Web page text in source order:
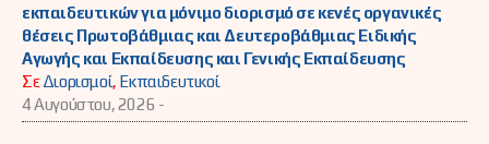
εκπαιδευτικών για μόνιμο διορισμό σε κενές οργανικές
θέσεις Πρωτοβάθμιας και Δευτεροβάθμιας Ειδικής
Αγωγής και Εκπαίδευσης και Γενικής Εκπαίδευσης
ΣεΔιορισμοί, Εκπαιδευτικοί
4 Αυγούστου, 2026 -